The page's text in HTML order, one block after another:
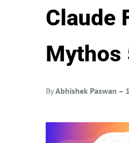
Claude
Mythos
ByAbhishek Paswan –